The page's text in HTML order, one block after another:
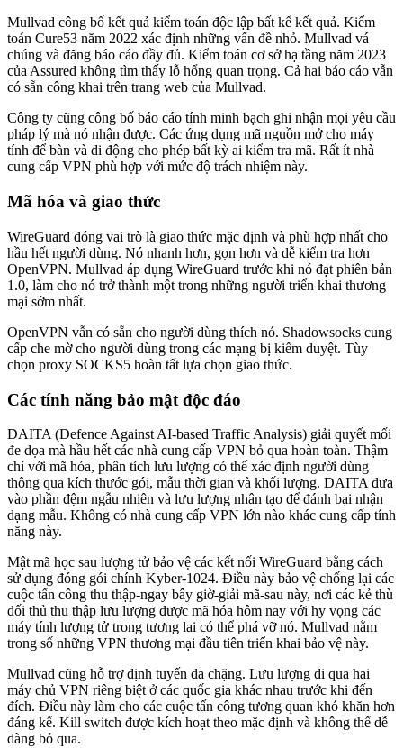
Mullvad công bố kết quả kiểm toán độc lập bất kể kết quả. Kiểm
toán Cure53 năm 2022 xác định những vấn đề nhỏ. Mullvad vá
chúng và đăng báo cáo đầy đủ. Kiểm toán cơ sở hạ tầng năm 2023
của Assured không tìm thấy lỗ hổng quan trọng. Cả hai báo cáo vẫn
có sẵn công khai trên trang web của Mullvad.
Công ty cũng công bố báo cáo tính minh bạch ghi nhận mọi yêu cầu
pháp lý mà nó nhận được. Các ứng dụng mã nguồn mở cho máy
tính để bàn và di động cho phép bất kỳ ai kiểm tra mã. Rất ít nhà
cung cấp VPN phù hợp với mức độ trách nhiệm này.
Mã hóa và giao thức
WireGuard đóng vai trò là giao thức mặc định và phù hợp nhất cho
hầu hết người dùng. Nó nhanh hơn, gọn hơn và dễ kiểm tra hơn
OpenVPN. Mullvad áp dụng WireGuard trước khi nó đạt phiên bản
1.0, làm cho nó trở thành một trong những người triển khai thương
mại sớm nhất.
OpenVPN vẫn có sẵn cho người dùng thích nó. Shadowsocks cung
cấp che mờ cho người dùng trong các mạng bị kiểm duyệt. Tùy
chọn proxy SOCKS5 hoàn tất lựa chọn giao thức.
Các tính năng bảo mật độc đáo
DAITA (Defence Against AI-based Traffic Analysis) giải quyết mối
đe dọa mà hầu hết các nhà cung cấp VPN bỏ qua hoàn toàn. Thậm
chí với mã hóa, phân tích lưu lượng có thể xác định người dùng
thông qua kích thước gói, mẫu thời gian và khối lượng. DAITA đưa
vào phần đệm ngẫu nhiên và lưu lượng nhân tạo để đánh bại nhận
dạng mẫu. Không có nhà cung cấp VPN lớn nào khác cung cấp tính
năng này.
Mật mã học sau lượng tử bảo vệ các kết nối WireGuard bằng cách
sử dụng đóng gói chính Kyber-1024. Điều này bảo vệ chống lại các
cuộc tấn công thu thập-ngay bây giờ-giải mã-sau này, nơi các kẻ thù
đối thủ thu thập lưu lượng được mã hóa hôm nay với hy vọng các
máy tính lượng tử trong tương lai có thể phá vỡ nó. Mullvad nằm
trong số những VPN thương mại đầu tiên triển khai bảo vệ này.
Mullvad cũng hỗ trợ định tuyến đa chặng. Lưu lượng đi qua hai
máy chủ VPN riêng biệt ở các quốc gia khác nhau trước khi đến
đích. Điều này làm cho các cuộc tấn công tương quan khó khăn hơn
đáng kể. Kill switch được kích hoạt theo mặc định và không thể dễ
dàng bỏ qua.